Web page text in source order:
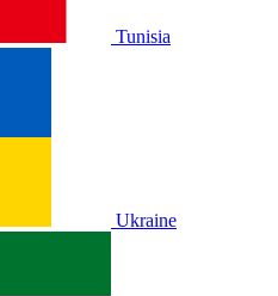
Tunisia
Ukraine